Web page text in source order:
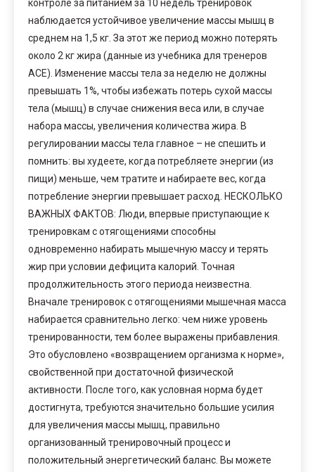
контроле за питанием за 10 недель тренировок
наблюдается устойчивое увеличение массы мышц в
среднем на 1,5 кг. За этот же период можно потерять
около 2 кг жира (данные из учебника для тренеров
АСЕ). Изменение массы тела за неделю не должны
превышать 1%, чтобы избежать потерь сухой массы
тела (мышц) в случае снижения веса или, в случае
набора массы, увеличения количества жира. В
регулировании массы тела главное – не спешить и
помнить: вы худеете, когда потребляете энергии (из
пищи) меньше, чем тратите и набираете вес, когда
потребление энергии превышает расход. НЕСКОЛЬКО
ВАЖНЫХ ФАКТОВ: Люди, впервые приступающие к
тренировкам с отягощениями способны
одновременно набирать мышечную массу и терять
жир при условии дефицита калорий. Точная
продолжительность этого периода неизвестна.
Вначале тренировок с отягощениями мышечная масса
набирается сравнительно легко: чем ниже уровень
тренированности, тем более выражены прибавления.
Это обусловлено «возвращением организма к норме»,
свойственной при достаточной физической
активности. После того, как условная норма будет
достигнута, требуются значительно большие усилия
для увеличения массы мышц, правильно
организованный тренировочный процесс и
положительный энергетический баланс. Вы можете